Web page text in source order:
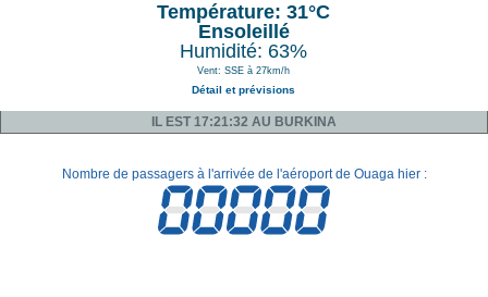
Température: 31°C
Ensoleillé
Humidité: 63%
Vent: SSE à 27km/h
Détail et prévisions
IL EST 17:21:32 AU BURKINA
Nombre de passagers à l'arrivée de l'aéroport de Ouaga hier :